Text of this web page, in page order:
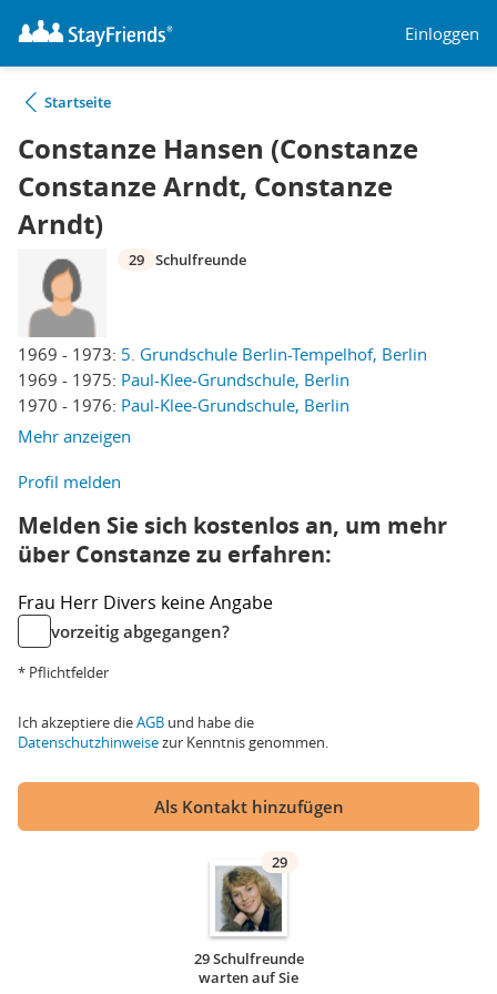
Einloggen
Startseite
Constanze Hansen (Constanze
Constanze Arndt, Constanze
Arndt)
1969 - 1973: 5. Grundschule Berlin-Tempelhof, Berlin
1969 - 1975: Paul-Klee-Grundschule, Berlin
1970 - 1976: Paul-Klee-Grundschule, Berlin
Mehr anzeigen
29 Schulfreunde
Profil melden
Melden Sie sich kostenlos an, um mehr
über Constanze zu erfahren:
Frau Herr Divers keine Angabe
vorzeitig abgegangen?
* Pflichtfelder
Ich akzeptiere dieAGB und habe die
Datenschutzhinweisezur Kenntnis genommen.
Als Kontakt hinzufügen
29
29 Schulfreunde
warten auf Sie